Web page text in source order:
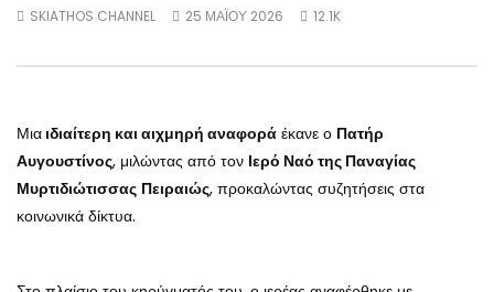
SKIATHOS CHANNEL 25 ΜΑΪ́ΟΥ 2026 12.1K
Μια ιδιαίτερη και αιχμηρή αναφορά έκανε ο Πατήρ
Αυγουστίνος, μιλώντας από τον Ιερό Ναό της Παναγίας
Μυρτιδιώτισσας Πειραιώς, προκαλώντας συζητήσεις στα
κοινωνικά δίκτυα.